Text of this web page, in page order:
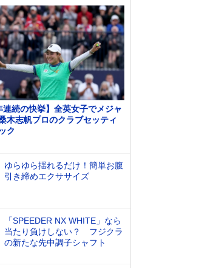
連続の快挙】全英女子でメジャ
木志帆プロのクラブセッティ
ク
ゆらゆら揺れるだけ！簡単お腹
引き締めエクササイズ
「SPEEDER NX WHITE」なら
当たり負けしない？ フジクラ
の新たな先中調子シャフト